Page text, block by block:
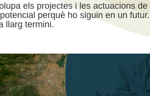
els projectes i les actuacions de
perquè ho siguin en un futur.
llarg termini.